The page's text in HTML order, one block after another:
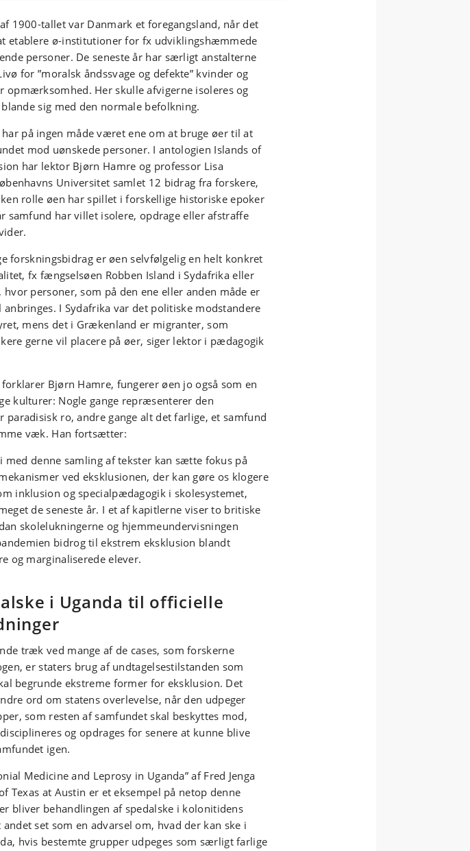
1900-tallet var Danmark et foregangsland, når det
etablere ø-institutioner for fx udviklingshæmmede
personer. De seneste år har særligt anstalterne
for ”moralsk åndssvage og defekte” kvinder og
opmærksomhed. Her skulle afvigerne isoleres og
sig med den normale befolkning.
på ingen måde været ene om at bruge øer til at
mod uønskede personer. I antologien Islands of
har lektor Bjørn Hamre og professor Lisa
Universitet samlet 12 bidrag fra forskere,
rolle øen har spillet i forskellige historiske epoker
samfund har villet isolere, opdrage eller afstraffe
forskningsbidrag er øen selvfølgelig en helt konkret
fx fængselsøen Robben Island i Sydafrika eller
personer, som på den ene eller anden måde er
anbringes. I Sydafrika var det politiske modstandere
mens det i Grækenland er migranter, som
gerne vil placere på øer, siger lektor i pædagogik
Bjørn Hamre, fungerer øen jo også som en
kulturer: Nogle gange repræsenterer den
paradisisk ro, andre gange alt det farlige, et samfund
væk. Han fortsætter:
med denne samling af tekster kan sætte fokus på
ved eksklusionen, der kan gøre os klogere
inklusion og specialpædagogik i skolesystemet,
de seneste år. I et af kapitlerne viser to britiske
skolelukningerne og hjemmeundervisningen
bidrog til ekstrem eksklusion blandt
og marginaliserede elever.
i Uganda til officielle
træk ved mange af de cases, som forskerne
er staters brug af undtagelsestilstanden som
begrunde ekstreme former for eksklusion. Det
ord om statens overlevelse, når den udpeger
som resten af samfundet skal beskyttes mod,
og opdrages for senere at kunne blive
igen.
Medicine and Leprosy in Uganda” af Fred Jenga
Texas at Austin er et eksempel på netop denne
bliver behandlingen af spedalske i kolonitidens
set som en advarsel om, hvad der kan ske i
hvis bestemte grupper udpeges som særligt farlige